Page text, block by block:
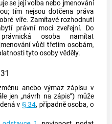
se její volba nebo jmenování
tím nejsou dotčena práva
víře. Zamítavé rozhodnutí
právní moci zveřejní. Do
osoba namítat
vůči třetím osobám,
tyto osoby věděly.
anebo výmaz zápisu v
jen „návrh na zápis“) může
v § 34, případně osoba, o